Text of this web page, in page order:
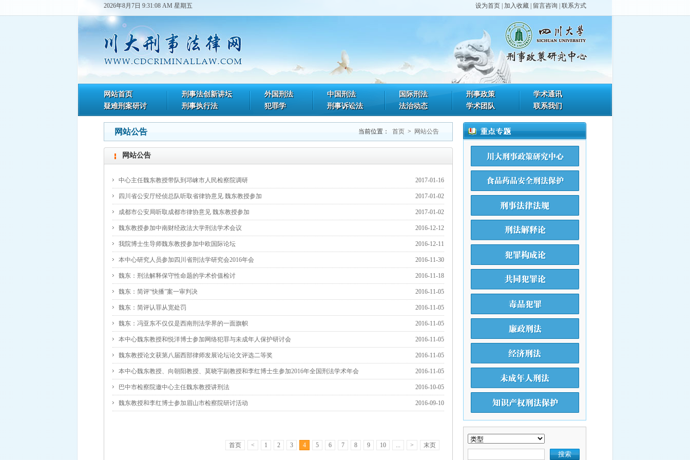
设为首页 加入收藏 留言咨询 联系方式
2026年8月7日 9:31:08 AM 星期五
网站首页 刑事法创新讲坛 外国刑法 中国刑法 国际刑法 刑事政策
学术通讯
疑难刑案研讨
刑事执行法 犯罪学 刑事诉讼法 法治动态 学术团队 联系我们
当前位置： 首页 > 网站公告
网站公告
网站公告
2017-01-16
中心主任魏东教授带队到邛崃市人民检察院调研
2017-01-02
四川省公安厅经侦总队听取省律协意见 魏东教授参加
2017-01-02
成都市公安局听取成都市律协意见 魏东教授参加
2016-12-12
魏东教授参加中南财经政法大学刑法学术会议
2016-12-11
我院博士生导师魏东教授参加中欧国际论坛
2016-11-30
本中心研究人员参加四川省刑法学研究会2016年会
2016-11-18
魏东：刑法解释保守性命题的学术价值检讨
2016-11-05
魏东：简评“快播”案一审判决
2016-11-05
魏东：简评认罪从宽处罚
2016-11-05
魏东：冯亚东不仅仅是西南刑法学界的一面旗帜
2016-11-05
本中心魏东教授和悦洋博士参加网络犯罪与未成年人保护研讨会
2016-11-05
魏东教授论文获第八届西部律师发展论坛论文评选二等奖
2016-11-05
本中心魏东教授、向朝阳教授、莫晓宇副教授和李红博士生参加2016年全国刑法学术年会
2016-10-05
巴中市检察院邀中心主任魏东教授讲刑法
2016-09-10
魏东教授和李红博士参加眉山市检察院研讨活动
首页 < 1 2 3 4 5 6 7 8 9 10 ... > 末页